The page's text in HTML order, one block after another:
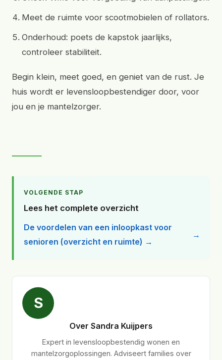
Meet de ruimte voor scootmobielen of rollators.
Onderhoud: poets de kapstok jaarlijks,
controleer stabiliteit.
Begin klein, meet goed, en geniet van de rust. Je
huis wordt er levensloopbestendiger door, voor
jou en je mantelzorger.
VOLGENDE STAP
Lees het complete overzicht
De voordelen van een inloopkast voor
senioren (overzicht en ruimte) →
S
Over Sandra Kuijpers
Expert in levensloopbestendig wonen en
mantelzorgoplossingen. Adviseert families over